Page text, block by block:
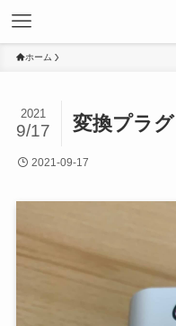
ホーム
変換プラグ
2021
9/17
2021-09-17